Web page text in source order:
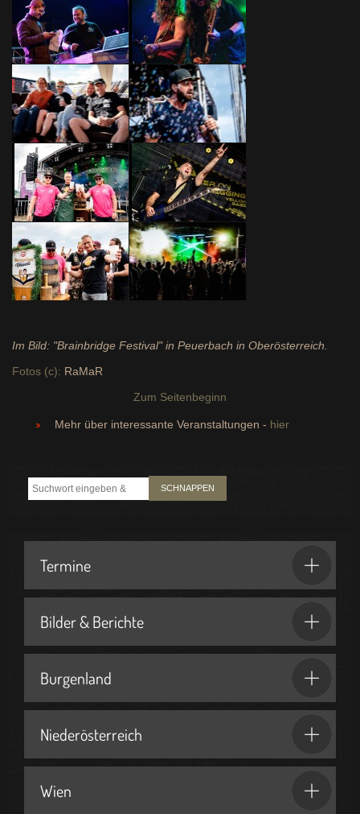
Im Bild: "Brainbridge Festival" in Peuerbach in Oberösterreich.
Fotos (c): RaMaR
Zum Seitenbeginn
Mehr über interessante Veranstaltungen - hier
SCHNAPPEN
Termine
Bilder & Berichte
Burgenland
Niederösterreich
Wien